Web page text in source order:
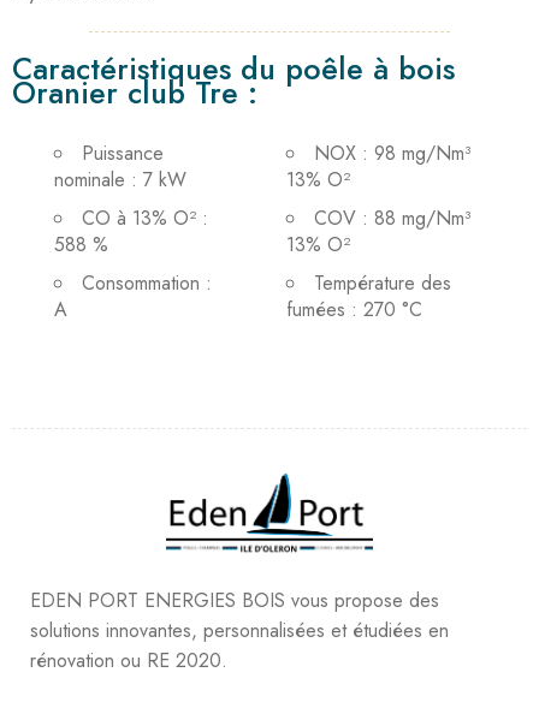
Caractéristiques du poêle à bois
Oranier club Tre :
Puissance
nominale : 7 kW
CO à 13% O² :
588 %
Consommation :
A
NOX : 98 mg/Nm³
13% O²
COV : 88 mg/Nm³
13% O²
Température des
fumées : 270 °C
EDEN PORT ENERGIES BOIS vous propose des
solutions innovantes, personnalisées et étudiées en
rénovation ou RE 2020.